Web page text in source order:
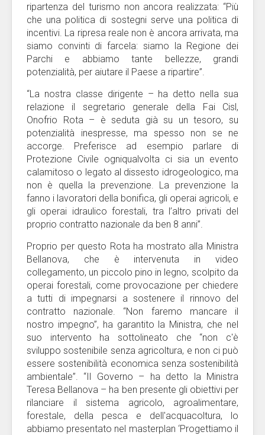
ripartenza del turismo non ancora realizzata: “Più
che una politica di sostegni serve una politica di
incentivi. La ripresa reale non è ancora arrivata, ma
siamo convinti di farcela: siamo la Regione dei
Parchi e abbiamo tante bellezze, grandi
potenzialità, per aiutare il Paese a ripartire”.
“La nostra classe dirigente – ha detto nella sua
relazione il segretario generale della Fai Cisl,
Onofrio Rota – è seduta già su un tesoro, su
potenzialità inespresse, ma spesso non se ne
accorge. Preferisce ad esempio parlare di
Protezione Civile ogniqualvolta ci sia un evento
calamitoso o legato al dissesto idrogeologico, ma
non è quella la prevenzione. La prevenzione la
fanno i lavoratori della bonifica, gli operai agricoli, e
gli operai idraulico forestali, tra l’altro privati del
proprio contratto nazionale da ben 8 anni”.
Proprio per questo Rota ha mostrato alla Ministra
Bellanova, che è intervenuta in video
collegamento, un piccolo pino in legno, scolpito da
operai forestali, come provocazione per chiedere
a tutti di impegnarsi a sostenere il rinnovo del
contratto nazionale. “Non faremo mancare il
nostro impegno”, ha garantito la Ministra, che nel
suo intervento ha sottolineato che “non c'è
sviluppo sostenibile senza agricoltura, e non ci può
essere sostenibilità economica senza sostenibilità
ambientale”. “Il Governo – ha detto la Ministra
Teresa Bellanova – ha ben presente gli obiettivi per
rilanciare il sistema agricolo, agroalimentare,
forestale, della pesca e dell'acquacoltura, lo
abbiamo presentato nel masterplan ‘Progettiamo il